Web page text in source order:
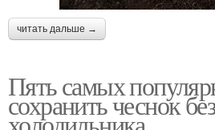
читать дальше →
Пять самых
сохранить чеснок без